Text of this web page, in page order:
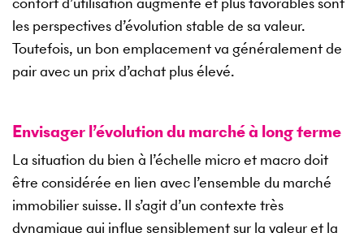
les perspectives d’évolution stable de sa valeur.
Toutefois, un bon emplacement va généralement de
pair avec un prix d’achat plus élevé.
Envisager l’évolution du marché à long terme
La situation du bien à l’échelle micro et macro doit
être considérée en lien avec l’ensemble du marché
immobilier suisse. Il s’agit d’un contexte très
dynamique qui influe sensiblement sur la valeur et la